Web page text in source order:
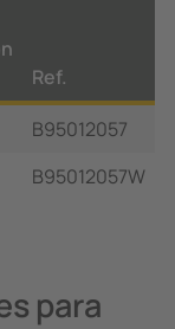
Ref.
B95012057
B95012057W
para